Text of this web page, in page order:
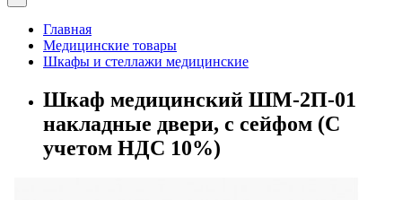
Главная
Медицинские товары
Шкафы и стеллажи медицинские
Шкаф медицинский ШМ-2П-01
накладные двери, с сейфом (С
учетом НДС 10%)